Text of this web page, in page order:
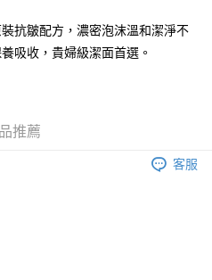
工作天到店，7天內取。逾期後
抗皺配方，濃密泡沫溫和潔淨不
吸收，貴婦級潔面首選。
推薦
客服